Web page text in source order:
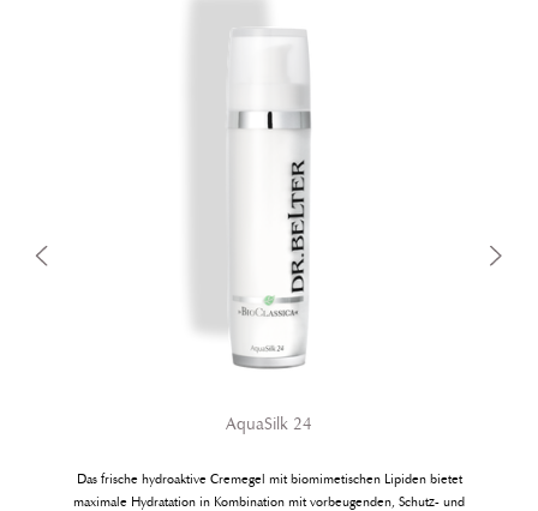
AquaSilk 24
Das frische hydroaktive Cremegel mit biomimetischen Lipiden bietet
maximale Hydratation in Kombination mit vorbeugenden, Schutz- und